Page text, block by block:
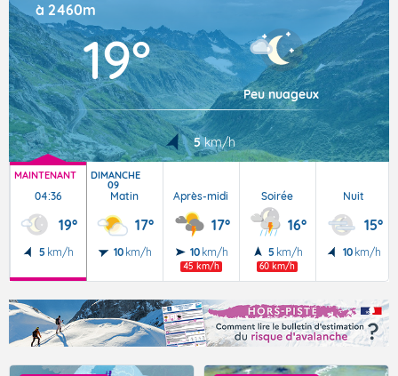
à 2460m
19°
Peu nuageux
5 km/h
MAINTENANT
04:36
19°
5 km/h
DIMANCHE
09
Matin
17°
10 km/h
Après-midi
17°
10 km/h
45 km/h
Soirée
16°
5 km/h
60 km/h
Nuit
15°
10 km/h